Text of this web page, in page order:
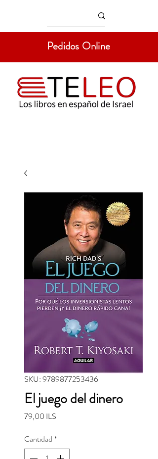
Pedidos Online
SKU: 9789877253436
El juego del dinero
79,00 ILS
Cantidad *